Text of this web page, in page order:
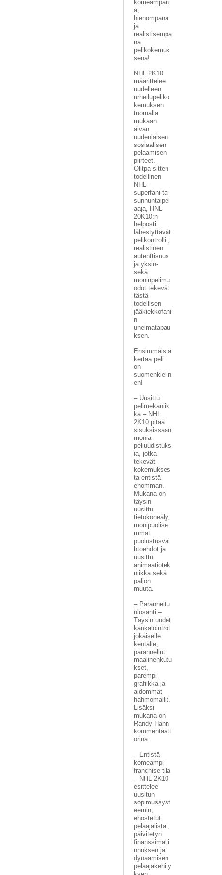
komeampan
a,
hienompana
ja
realistisempa
na
pelikokemuk
sena!
NHL 2K10
määrittelee
uudelleen
urheilupeliko
kemuksen
tuomalla
mukaan
aivan
uudenlaisen
sosiaalisen
pelaamisen
piirteet.
Olitpa sitten
todellinen
NHL-
superfani tai
sunnuntaipel
aaja, HNL
20K10:n
helposti
lähestyttävät
pelikontrollit,
realistinen
autenttisuus
ja yksin-
sekä
moninpelimu
odot tekevät
tästä
todellisen
jääkiekkofani
n
unelmatapau
ksen.
Ensimmäistä
kertaa peli
on
suomenkielin
en!
– Uusittu
pelimekaniik
ka – NHL
2K10 pitää
sisuksissaan
monia
peliuudistuks
ia, jotka
tekevät
kokemukses
ta entistä
ehomman.
Mukana on
täysin
uusittu
tietokoneäly,
monipuolise
mmat
puolustusvai
htoehdot ja
uusittu
animaatiotek
niikka sekä
paljon
muuta.
– Paranneltu
ulosanti –
Täysin uudet
kaukalointrot
jokaiselle
kentälle,
parannellut
maalihehkutu
kset,
parempi
grafiikka ja
aidommat
hahmomallit.
Lisäksi
mukana on
Randy Hahn
kommentaatt
orina.
– Entistä
komeampi
franchise-tila
– NHL 2K10
esittelee
uusitun
sopimussyst
eemin,
ehostetut
pelaajalistat,
päivitetyn
finanssimalli
nnuksen ja
dynaamisen
pelaajakehity